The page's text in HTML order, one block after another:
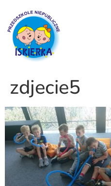
zdjecie5